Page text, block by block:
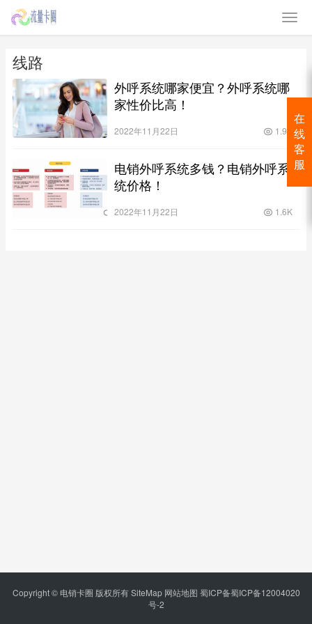
线路
外呼系统哪家便宜？外呼系统哪
家性价比高！
2022年11月22日 1.9K
电销外呼系统多钱？电销外呼系
统价格！
2022年11月22日 1.6K
在
线
客
服
Copyright © 电销卡圈 版权所有SiteMap 网站地图 蜀ICP备蜀ICP备12004020
号-2